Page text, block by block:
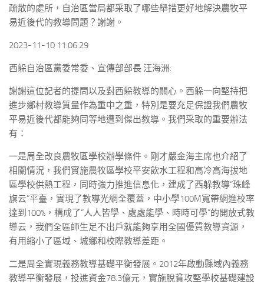
疏散的處所，自治區當局都采取了哪些舉措更好地解決農牧平
易近後代的教導問題？謝謝。
2023-11-10 11:06:29
西躲自治區黨委常委、宣傳部部長 汪海洲:
謝謝這位記者的提問以及對西躲教導的關心。西躲一向堅持把
進步鄉村教導質量作為重中之重，特別是要充足保證我們農牧
平易近後代都能夠同等地遭到傑出教導。我們采取的重要辦法
有：
一是周全改良農牧區學校辦學條件。剛才嚴金海主席也介紹了
相關情況，我們實施農牧區學校平安飲水工程和高冷高海拔地
區學校供熱工程，同時強力推進信息化，建成了西躲教導“珠峰
旗云”平臺，實現了教導光網全覆蓋，中小學100M寬帶網進校率
達到100%，構成了“人人皆學、處處能學、時時可學”的開放式教
導云，我們全區師生足不出戶就能夠享用全國優質教導資源，
有用縮小了區域、城鄉和校際教導差距。
二是周全實現義務教導基礎平衡發展。2012年啟動縣域內義務
教導平衡發展，投進資金78.3億元，實施脫貧攻堅學校基礎建設